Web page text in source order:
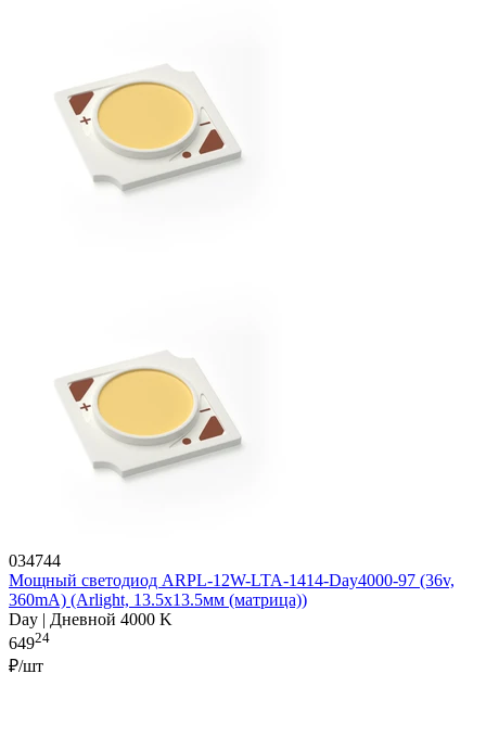
034744
Мощный светодиод ARPL-12W-LTA-1414-Day4000-97 (36v,
360mA) (Arlight, 13.5х13.5мм (матрица))
Day | Дневной 4000 K
64924
₽/шт